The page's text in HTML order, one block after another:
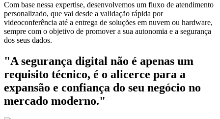
Com base nessa expertise, desenvolvemos um fluxo de atendimento
personalizado, que vai desde a validação rápida por
videoconferência até a entrega de soluções em nuvem ou hardware,
sempre com o objetivo de promover a sua autonomia e a segurança
dos seus dados.
"A segurança digital não é apenas um
requisito técnico, é o alicerce para a
expansão e confiança do seu negócio no
mercado moderno."